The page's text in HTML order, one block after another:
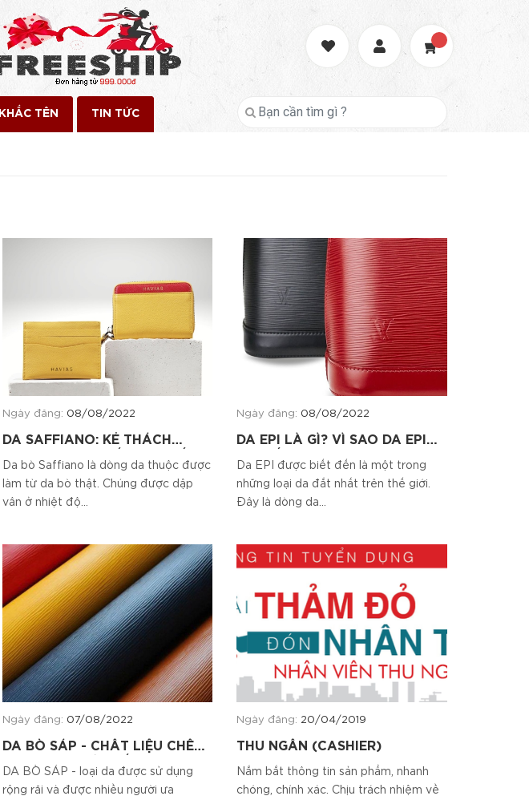
KHẮC TÊN TIN TỨC
Ngày đăng: 08/08/2022
DA SAFFIANO: KẺ THÁCH
Da bò Saffiano là dòng da thuộc được
làm từ da bò thật. Chúng được dập
vân ở nhiệt độ...
Ngày đăng: 08/08/2022
DA EPI LÀ GÌ? VÌ SAO DA EPI
LẠI ĐẮT GIÁ TRÊN THỊ
TRƯỜNG CHẤT LIỆU?
Da EPI được biết đến là một trong
những loại da đắt nhất trên thế giới.
Đây là dòng da...
Ngày đăng: 07/08/2022
DA BÒ SÁP - CHẤT LIỆU CHẾ
TÁC ĐƯỢC CẢ THẾ GIỚI YÊU
DA BÒ SÁP - loại da được sử dụng
rộng rãi và được nhiều người ưa
Ngày đăng: 20/04/2019
THU NGÂN (CASHIER)
Nắm bắt thông tin sản phẩm, nhanh
chóng, chính xác. Chịu trách nhiệm về